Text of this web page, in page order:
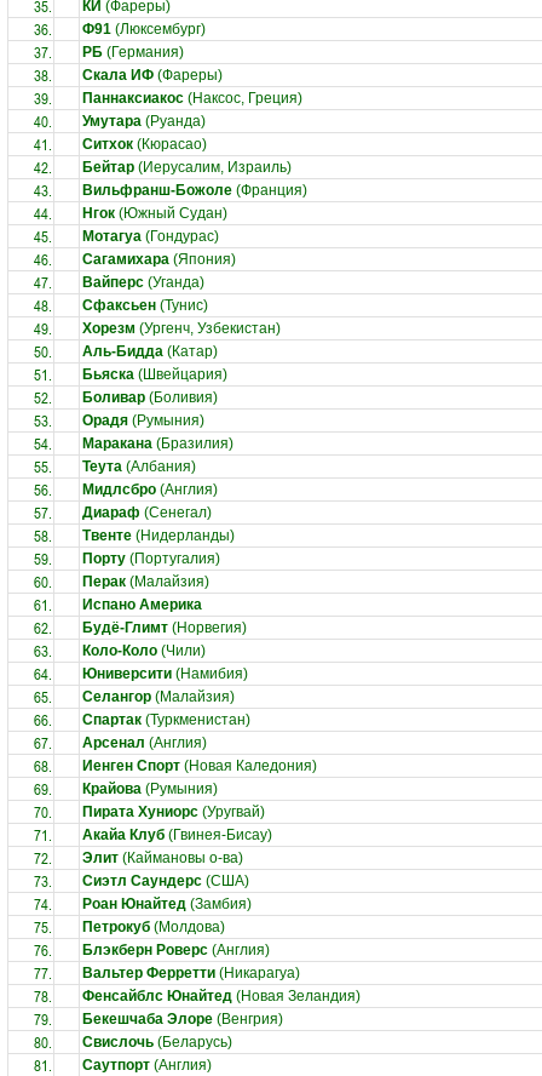
35. КИ (Фареры)
36. Ф91 (Люксембург)
37. РБ (Германия)
38. Скала ИФ (Фареры)
39. Паннаксиакос (Наксос, Греция)
40. Умутара (Руанда)
41. Ситхок (Кюрасао)
42. Бейтар (Иерусалим, Израиль)
43. Вильфранш-Божоле (Франция)
44. Нгок (Южный Судан)
45. Мотагуа (Гондурас)
46. Сагамихара (Япония)
47. Вайперс (Уганда)
48. Сфаксьен (Тунис)
49. Хорезм (Ургенч, Узбекистан)
50. Аль-Бидда (Катар)
51. Бьяска (Швейцария)
52. Боливар (Боливия)
53. Орадя (Румыния)
54. Маракана (Бразилия)
55. Теута (Албания)
56. Мидлсбро (Англия)
57. Диараф (Сенегал)
58. Твенте (Нидерланды)
59. Порту (Португалия)
60. Перак (Малайзия)
61. Испано Америка
62. Будё-Глимт (Норвегия)
63. Коло-Коло (Чили)
64. Юниверсити (Намибия)
65. Селангор (Малайзия)
66. Спартак (Туркменистан)
67. Арсенал (Англия)
68. Иенген Спорт (Новая Каледония)
69. Крайова (Румыния)
70. Пирата Хуниорс (Уругвай)
71. Акайа Клуб (Гвинея-Бисау)
72. Элит (Каймановы о-ва)
73. Сиэтл Саундерс (США)
74. Роан Юнайтед (Замбия)
75. Петрокуб (Молдова)
76. Блэкберн Роверс (Англия)
77. Вальтер Ферретти (Никарагуа)
78. Фенсайблс Юнайтед (Новая Зеландия)
79. Бекешчаба Элоре (Венгрия)
80. Свислочь (Беларусь)
81. Саутпорт (Англия)